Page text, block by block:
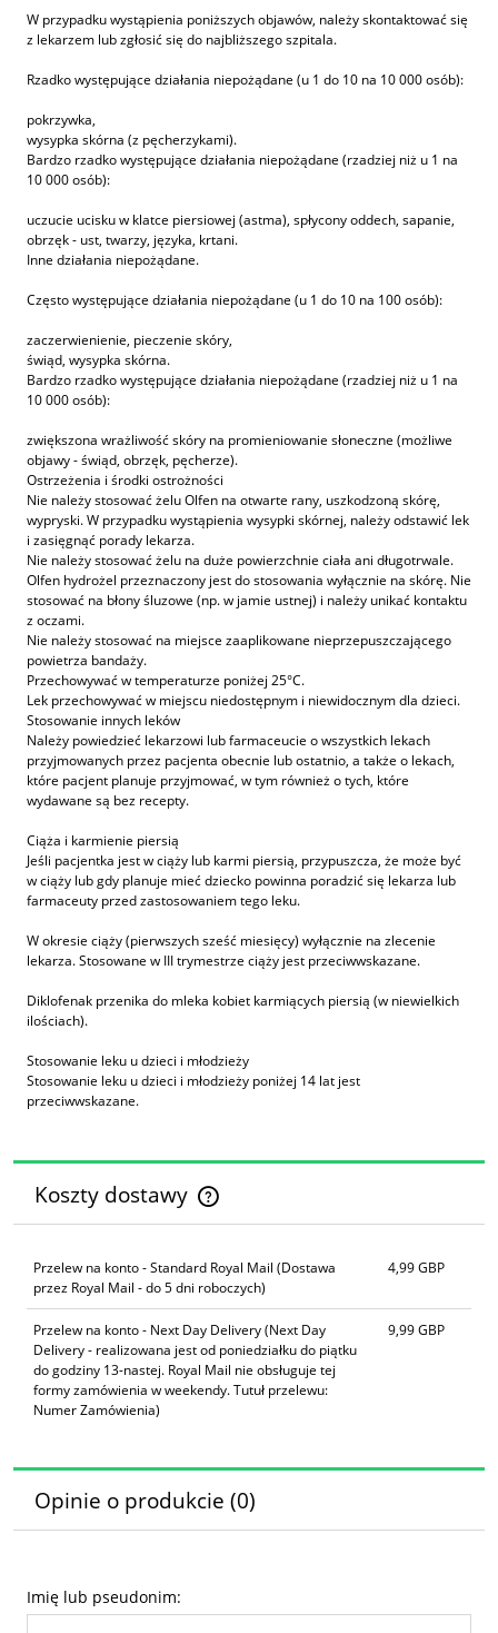
W przypadku wystąpienia poniższych objawów, należy skontaktować się
z lekarzem lub zgłosić się do najbliższego szpitala.
Rzadko występujące działania niepożądane (u 1 do 10 na 10 000 osób):
pokrzywka,
wysypka skórna (z pęcherzykami).
Bardzo rzadko występujące działania niepożądane (rzadziej niż u 1 na
10 000 osób):
uczucie ucisku w klatce piersiowej (astma), spłycony oddech, sapanie,
obrzęk - ust, twarzy, języka, krtani.
Inne działania niepożądane.
Często występujące działania niepożądane (u 1 do 10 na 100 osób):
zaczerwienienie, pieczenie skóry,
świąd, wysypka skórna.
Bardzo rzadko występujące działania niepożądane (rzadziej niż u 1 na
10 000 osób):
zwiększona wrażliwość skóry na promieniowanie słoneczne (możliwe
objawy - świąd, obrzęk, pęcherze).
Ostrzeżenia i środki ostrożności
Nie należy stosować żelu Olfen na otwarte rany, uszkodzoną skórę,
wypryski. W przypadku wystąpienia wysypki skórnej, należy odstawić lek
i zasięgnąć porady lekarza.
Nie należy stosować żelu na duże powierzchnie ciała ani długotrwale.
Olfen hydrożel przeznaczony jest do stosowania wyłącznie na skórę. Nie
stosować na błony śluzowe (np. w jamie ustnej) i należy unikać kontaktu
z oczami.
Nie należy stosować na miejsce zaaplikowane nieprzepuszczającego
powietrza bandaży.
Przechowywać w temperaturze poniżej 25°C.
Lek przechowywać w miejscu niedostępnym i niewidocznym dla dzieci.
Stosowanie innych leków
Należy powiedzieć lekarzowi lub farmaceucie o wszystkich lekach
przyjmowanych przez pacjenta obecnie lub ostatnio, a także o lekach,
które pacjent planuje przyjmować, w tym również o tych, które
wydawane są bez recepty.
Ciąża i karmienie piersią
Jeśli pacjentka jest w ciąży lub karmi piersią, przypuszcza, że może być
w ciąży lub gdy planuje mieć dziecko powinna poradzić się lekarza lub
farmaceuty przed zastosowaniem tego leku.
W okresie ciąży (pierwszych sześć miesięcy) wyłącznie na zlecenie
lekarza. Stosowane w III trymestrze ciąży jest przeciwwskazane.
Diklofenak przenika do mleka kobiet karmiących piersią (w niewielkich
ilościach).
Stosowanie leku u dzieci i młodzieży
Stosowanie leku u dzieci i młodzieży poniżej 14 lat jest
przeciwwskazane.
Koszty dostawy
Cena nie zawiera ewentualnych kosztów płatności
Przelew na konto - Standard Royal Mail (Dostawa
przez Royal Mail - do 5 dni roboczych)
4,99 GBP
Przelew na konto - Next Day Delivery(Next Day
Delivery - realizowana jest od poniedziałku do piątku
do godziny 13-nastej. Royal Mail nie obsługuje tej
formy zamówienia w weekendy. Tutuł przelewu:
Numer Zamówienia)
9,99 GBP
Opinie o produkcie (0)
Imię lub pseudonim: